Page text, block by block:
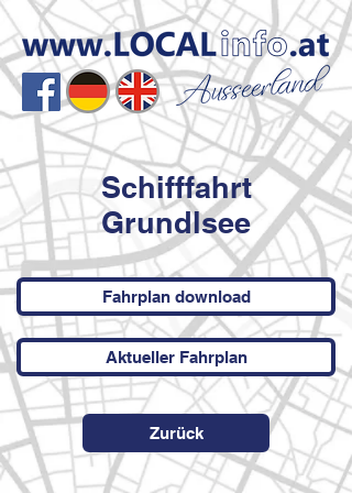
Schifffahrt
Grundlsee
Fahrplan download
Aktueller Fahrplan
Zurück